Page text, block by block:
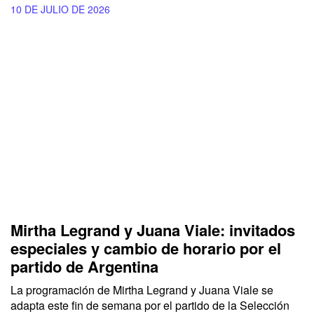
10 DE JULIO DE 2026
Mirtha Legrand y Juana Viale: invitados
especiales y cambio de horario por el
partido de Argentina
La programación de Mirtha Legrand y Juana Viale se
adapta este fin de semana por el partido de la Selección